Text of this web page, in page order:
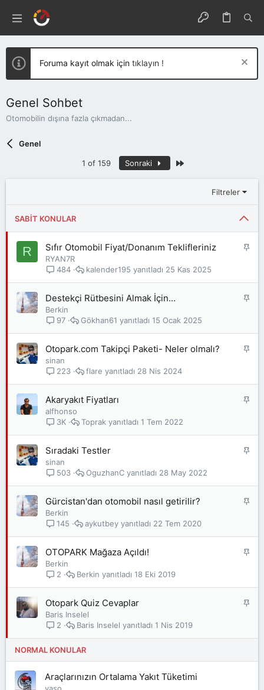
Foruma kayıt olmak için tıklayın !
Genel Sohbet
Otomobilin dışına fazla çıkmadan...
Genel
1 of 159 Sonraki
Filtreler
SABIT KONULAR
R
S
Sıfır Otomobil Fiyat/Donanım Teklifleriniz
RYAN7R
484
25 Kas 2025
kalender195
S
Destekçi Rütbesini Almak İçin...
Berkin
97
15 Ocak 2025
Gökhan61
S
Otopark.com Takipçi Paketi- Neler olmalı?
sinan
223
28 Nis 2024
flare
S
Akaryakıt Fiyatları
alfhonso
3K
1 Tem 2022
Toprak
S
Sıradaki Testler
sinan
503
28 May 2022
OguzhanC
S
Gürcistan'dan otomobil nasıl getirilir?
Berkin
145
22 Tem 2020
aykutbey
S
OTOPARK Mağaza Açıldı!
Berkin
2
18 Eki 2019
Berkin
S
Otopark Quiz Cevaplar
Baris Inselel
2
1 Nis 2019
Baris Inselel
NORMAL KONULAR
Araçlarınızın Ortalama Yakıt Tüketimi